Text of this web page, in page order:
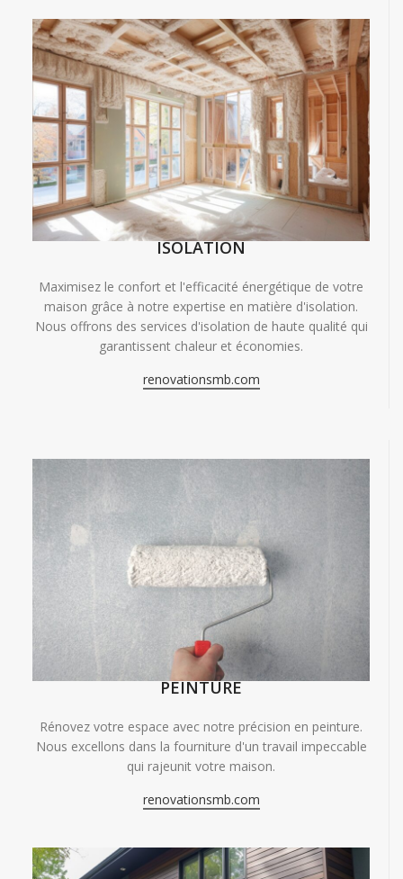
ISOLATION
Maximisez le confort et l'efficacité énergétique de votre
maison grâce à notre expertise en matière d'isolation.
Nous offrons des services d'isolation de haute qualité qui
garantissent chaleur et économies.
renovationsmb.com
PEINTURE
Rénovez votre espace avec notre précision en peinture.
Nous excellons dans la fourniture d'un travail impeccable
qui rajeunit votre maison.
renovationsmb.com